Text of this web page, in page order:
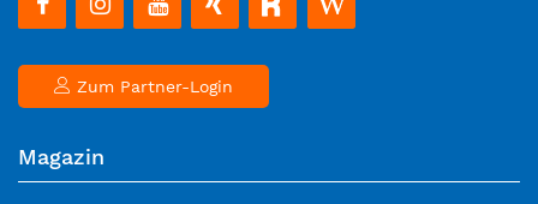
Zum Partner-Login
Magazin